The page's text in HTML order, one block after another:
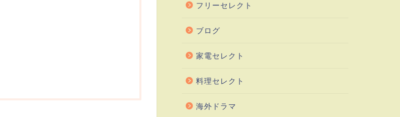
フリーセレクト
ブログ
家電セレクト
料理セレクト
海外ドラマ